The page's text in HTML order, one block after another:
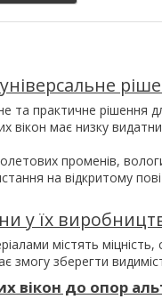
та практичне рішення
має низку
променів,
на відкритому
у їх
містять міцність,
зберегти
вікон до опор